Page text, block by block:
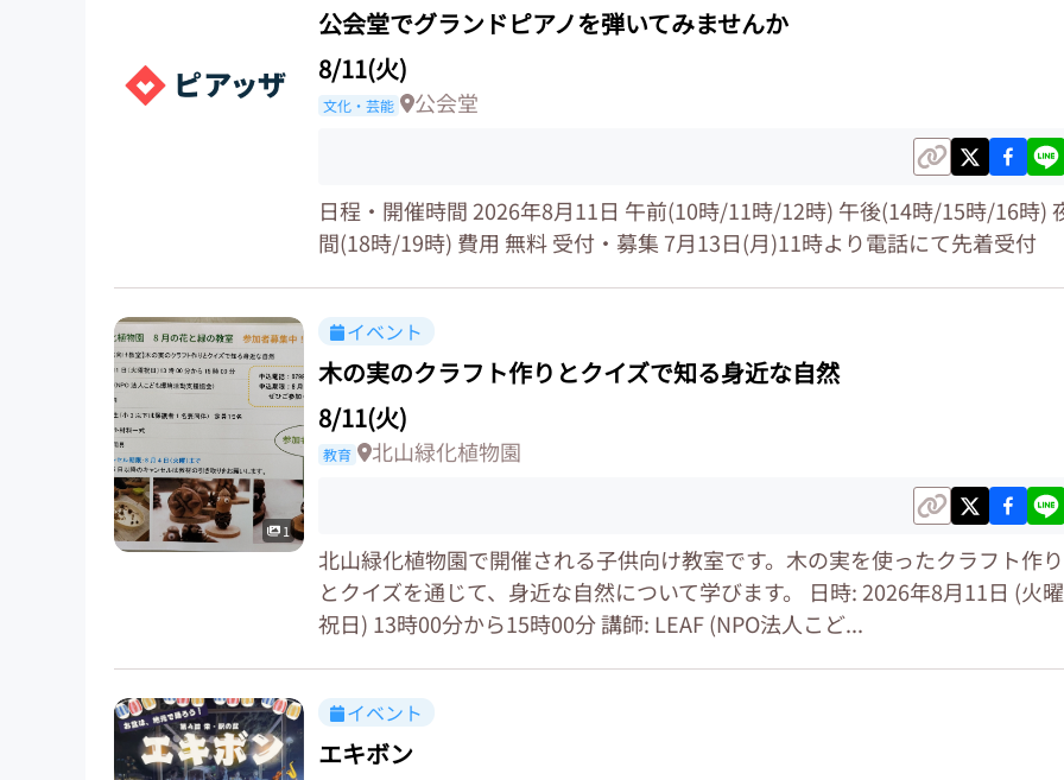
公会堂でグランドピアノを弾いてみませんか
8/11(火)
文化・芸能 公会堂
日程・開催時間 2026年8月11日 午前(10時/11時/12時) 午後(14時/15時/16時)
間(18時/19時) 費用 無料 受付・募集 7月13日(月)11時より電話にて先着受付
1
イベント
木の実のクラフト作りとクイズで知る身近な自然
8/11(火)
教育 北山緑化植物園
北山緑化植物園で開催される子供向け教室です。木の実を使ったクラフト作り
とクイズを通じて、身近な自然について学びます。 日時: 2026年8月11日 (火曜
祝日) 13時00分から15時00分 講師: LEAF (NPO法人こど...
イベント
エキボン